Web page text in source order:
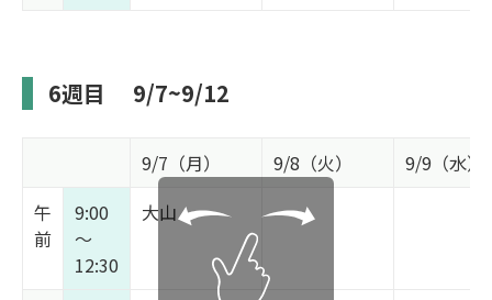
6週目 9/7~9/12
9/7（月） 9/8（火）
9/9（水）
午
前
9:00
～
12:30
大山